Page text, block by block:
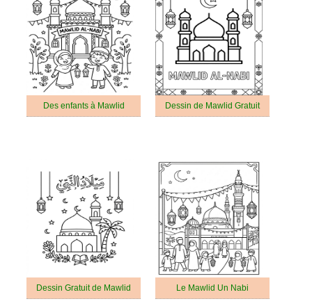
Des enfants à Mawlid Dessin de Mawlid Gratuit
Dessin Gratuit de Mawlid Le Mawlid Un Nabi